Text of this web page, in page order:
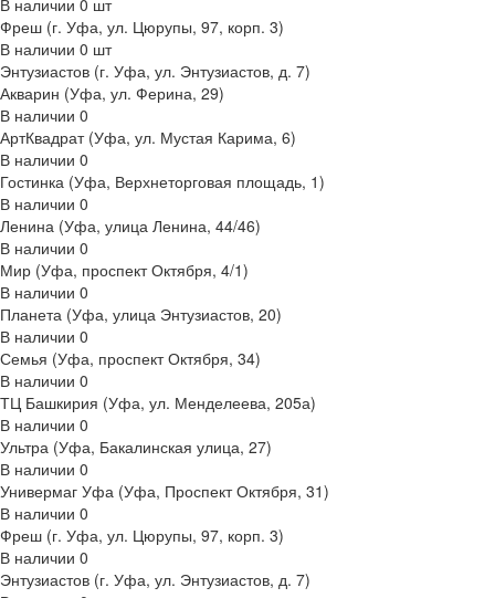
В наличии 0 шт
Фреш (г‌. Уфа, ул. Цюрупы, 97, корп. 3)
В наличии 0 шт
Энтузиастов (г. Уфа, ул. Энтузиастов, д. 7)
Акварин (Уфа, ул. Ферина, 29)
В наличии 0
АртКвадрат (Уфа, ул. Мустая Карима, 6)
В наличии 0
Гостинка (Уфа, Верхнеторговая площадь, 1)
В наличии 0
Ленина (Уфа, улица Ленина, 44/46)
В наличии 0
Мир (Уфа, проспект Октября, 4/1)
В наличии 0
Планета (Уфа, улица Энтузиастов, 20)
В наличии 0
Семья (Уфа, проспект Октября, 34)
В наличии 0
ТЦ Башкирия (Уфа, ул. Менделеева, 205а)
В наличии 0
Ультра (Уфа, Бакалинская улица, 27)
В наличии 0
Универмаг Уфа (Уфа, Проспект Октября, 31)
В наличии 0
Фреш (г‌. Уфа, ул. Цюрупы, 97, корп. 3)
В наличии 0
Энтузиастов (г. Уфа, ул. Энтузиастов, д. 7)